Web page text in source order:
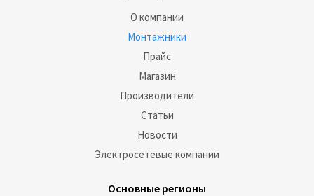
О компании
Монтажники
Прайс
Магазин
Производители
Статьи
Новости
Электросетевые компании
Основные регионы